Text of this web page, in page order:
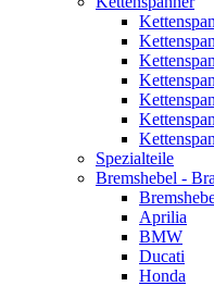
Spezialteile
Bremshebel -
Aprilia
BMW
Ducati
Honda